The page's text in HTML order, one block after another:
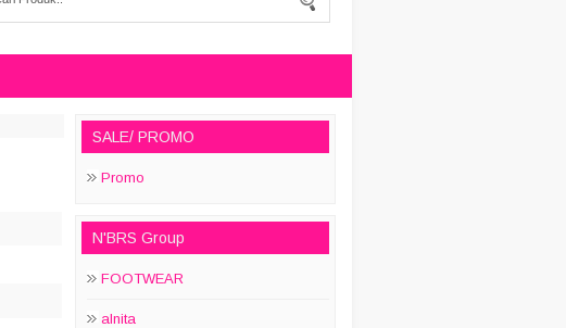
SALE/ PROMO
Promo
N'BRS Group
FOOTWEAR
alnita